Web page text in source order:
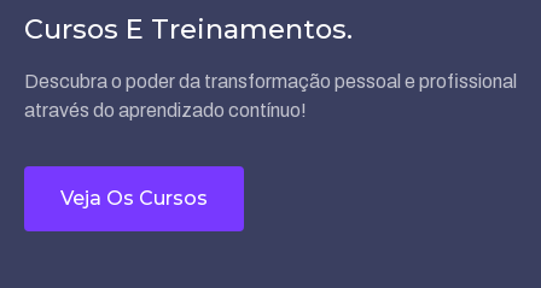
Cursos E Treinamentos.
Descubra o poder da transformação pessoal e profissional
através do aprendizado contínuo!
Veja Os Cursos